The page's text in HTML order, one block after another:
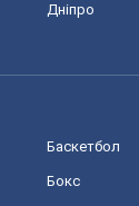
Дніпро
Баскетбол
Бокс